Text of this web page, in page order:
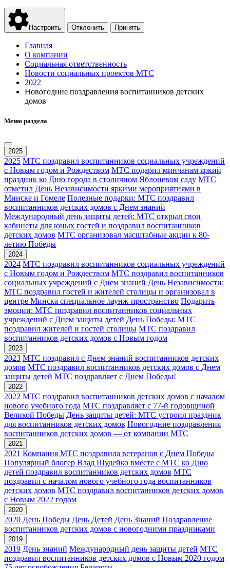
Настроить Отклонить Принять
Главная
О компании
Социальная ответственность
Новости социальных проектов МТС
2022
Новогодние поздравления воспитанников детских
домов
Меню раздела
2025
2025 МТС поздравил воспитанников социальных учреждений
с Новым годом и Рождеством МТС подарил минчанам яркий
праздник ко Дню города в столичном Яблоневом саду МТС
отметил День Независимости яркими мероприятиями в
Минске и Гомеле Полезные подарки: МТС поздравил
воспитанников детских домов с Днем знаний
Международный день защиты детей: МТС открыл свои
кабинеты для юных гостей и поздравил воспитанников
детских домов МТС организовал масштабные акции к 80-
летию Победы
2024
2024 МТС поздравил воспитанников социальных учреждений
с Новым годом и Рождеством МТС поздравил воспитанников
социальных учреждений с Днем знаний День Независимости:
МТС поздравил гостей и жителей столицы и организовал в
центре Минска специальное лаунж-пространство Подарить
эмоции: МТС поздравил воспитанников социальных
учреждений с Днем защиты детей День Победы: МТС
поздравил жителей и гостей столицы МТС поздравил
воспитанников детских домов с Новым годом
2023
2023 МТС поздравил с Днем знаний воспитанников детских
домов МТС поздравил воспитанников детских домов с Днем
защиты детей МТС поздравляет с Днем Победы!
2022
2022 МТС поздравил воспитанников детских домов с началом
нового учебного года МТС поздравляет с 77-й годовщиной
Великой Победы День защиты детей: МТС устроил праздник
для воспитанников детских домов Новогодние поздравления
воспитанников детских домов — от компании МТС
2021
2021 Компания МТС поздравила ветеранов с Днем Победы
Популярный блогер Влад Шудейко вместе с МТС ко Дню
детей поздравил воспитанников детских домов МТС
поздравил с началом нового учебного года воспитанников
детских домов МТС поздравил воспитанников детских домов
с Новым 2022 годом
2020
2020 День Победы День Детей День Знаний Поздравление
воспитанников детских домов с новогодними праздниками
2019
2019 День знаний Международный день защиты детей МТС
поздравил воспитанников детских домов с Новым 2020 годом